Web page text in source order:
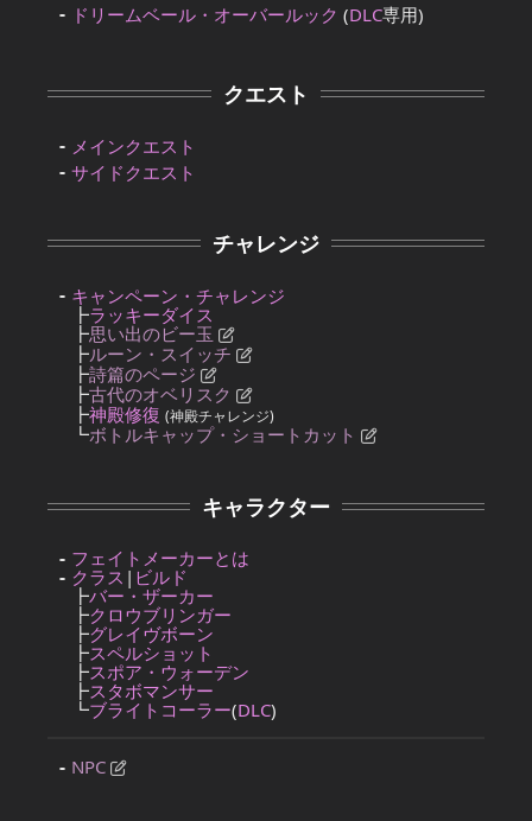
ドリームベール・オーバールック (DLC専用)
クエスト
メインクエスト
サイドクエスト
チャレンジ
キャンペーン・チャレンジ
┣ラッキーダイス
┣思い出のビー玉
┣ルーン・スイッチ
┣詩篇のページ
┣古代のオベリスク
┣神殿修復 (神殿チャレンジ)
┗ボトルキャップ・ショートカット
キャラクター
フェイトメーカーとは
クラス | ビルド
┣バー・ザーカー
┣クロウブリンガー
┣グレイヴボーン
┣スペルショット
┣スポア・ウォーデン
┣スタボマンサー
┗ブライトコーラー(DLC)
NPC